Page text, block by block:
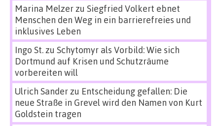
Marina Melzerzu Siegfried Volkert ebnet
Menschen den Weg in ein barrierefreies und
inklusives Leben
Ingo St.zu Schytomyr als Vorbild: Wie sich
Dortmund auf Krisen und Schutzräume
vorbereiten will
Ulrich Sanderzu Entscheidung gefallen: Die
neue Straße in Grevel wird den Namen von Kurt
Goldstein tragen